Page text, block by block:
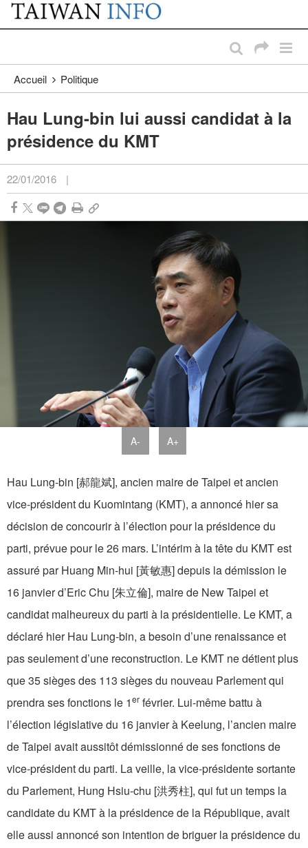
Passer au contenu principal
:::
Accueil Politique
Hau Lung-bin lui aussi candidat à la
présidence du KMT
22/01/2016 |
A- A+
Hau Lung-bin [郝龍斌], ancien maire de Taipei et ancien
vice-président du Kuomintang (KMT), a annoncé hier sa
décision de concourir à l’élection pour la présidence du
parti, prévue pour le 26 mars. L’intérim à la tête du KMT est
assuré par Huang Min-hui [黃敏惠] depuis la démission le
16 janvier d’Eric Chu [朱立倫], maire de New Taipei et
candidat malheureux du parti à la présidentielle. Le KMT, a
déclaré hier Hau Lung-bin, a besoin d’une renaissance et
pas seulement d’une reconstruction. Le KMT ne détient plus
que 35 sièges des 113 sièges du nouveau Parlement qui
prendra ses fonctions le 1er février. Lui-même battu à
l’élection législative du 16 janvier à Keelung, l’ancien maire
de Taipei avait aussitôt démissionné de ses fonctions de
vice-président du parti. La veille, la vice-présidente sortante
du Parlement, Hung Hsiu-chu [洪秀柱], qui fut un temps la
candidate du KMT à la présidence de la République, avait
elle aussi annoncé son intention de briguer la présidence du